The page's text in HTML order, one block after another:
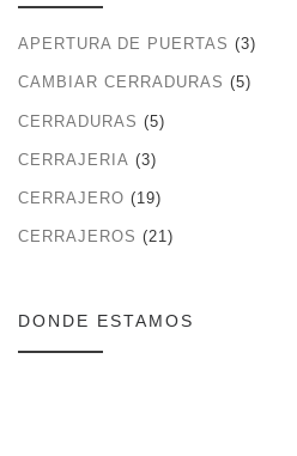
APERTURA DE PUERTAS (3)
CAMBIAR CERRADURAS (5)
CERRADURAS (5)
CERRAJERIA (3)
CERRAJERO (19)
CERRAJEROS (21)
DONDE ESTAMOS